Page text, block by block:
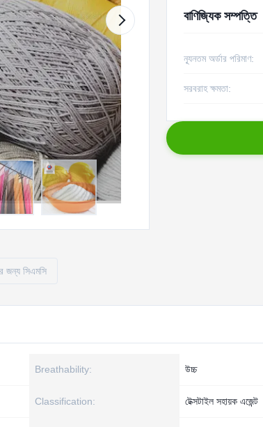
বাণিজ্যিক সম্পত্তি
ন্যূনতম অর্ডার পরিমাণ:
সরবরাহ ক্ষমতা:
জন্য সিএমসি
Breathability: উচ্চ
Classification: টেক্সটাইল সহায়ক এজেন্ট